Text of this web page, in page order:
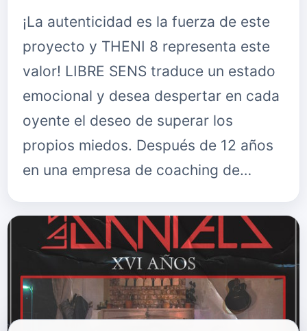
¡La autenticidad es la fuerza de este
proyecto y THENI 8 representa este
valor! LIBRE SENS traduce un estado
emocional y desea despertar en cada
oyente el deseo de superar los
propios miedos. Después de 12 años
en una empresa de coaching de…